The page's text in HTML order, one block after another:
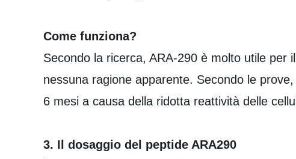
Come funziona?
Secondo la ricerca, ARA-290 è molto utile per
nessuna ragione apparente. Secondo le
6 mesi a causa della ridotta reattività delle
3. Il dosaggio del peptide ARA290